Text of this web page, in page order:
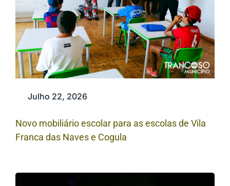
Julho 22, 2026
Novo mobiliário escolar para as escolas de Vila
Franca das Naves e Cogula